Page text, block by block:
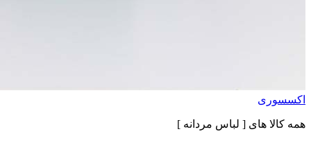
اکسسوری
همه کالا های [ لباس مردانه ]